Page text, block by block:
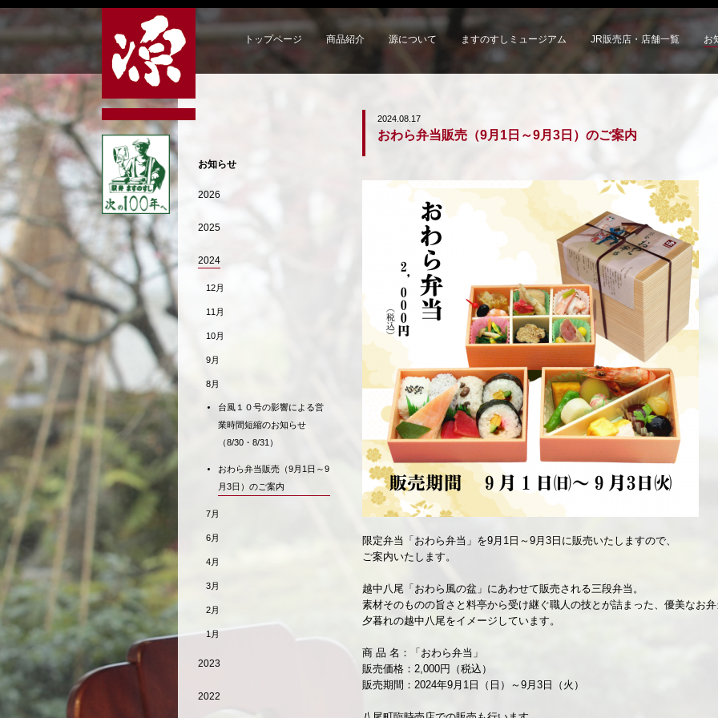
トップページ 商品紹介 源について ますのすしミュージアム JR販売店・店舗一覧 お
2024.08.17
おわら弁当販売（9月1日～9月3日）のご案内
限定弁当「おわら弁当」を9月1日～9月3日に販売いたしますので、
ご案内いたします。
越中八尾「おわら風の盆」にあわせて販売される三段弁当。
素材そのものの旨さと料亭から受け継ぐ職人の技とが詰まった、優美なお
夕暮れの越中八尾をイメージしています。
商 品 名：「おわら弁当」
販売価格：2,000円（税込）
販売期間：2024年9月1日（日）～9月3日（火）
お知らせ
2026
2025
2024
12月
11月
10月
9月
8月
台風１０号の影響による営
業時間短縮のお知らせ
（8/30・8/31）
おわら弁当販売（9月1日～9
月3日）のご案内
7月
6月
4月
3月
2月
1月
2023
2022